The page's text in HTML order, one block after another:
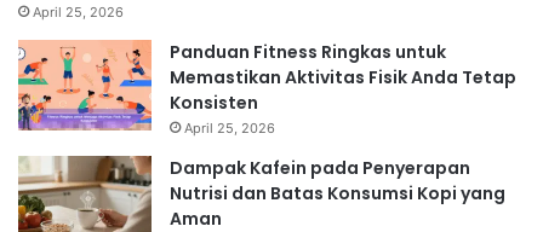
April 25, 2026
Panduan Fitness Ringkas untuk
Memastikan Aktivitas Fisik Anda Tetap
Konsisten
April 25, 2026
Dampak Kafein pada Penyerapan
Nutrisi dan Batas Konsumsi Kopi yang
Aman